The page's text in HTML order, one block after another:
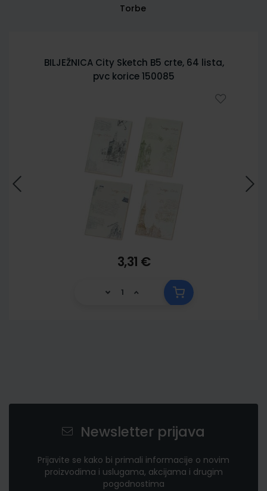
Torbe
BILJEŽNICA City Sketch B5 crte, 64 lista,
pvc korice 150085
3,31 €
Newsletter prijava
Prijavite se kako bi primali informacije o novim
proizvodima i uslugama, akcijama i drugim
pogodnostima